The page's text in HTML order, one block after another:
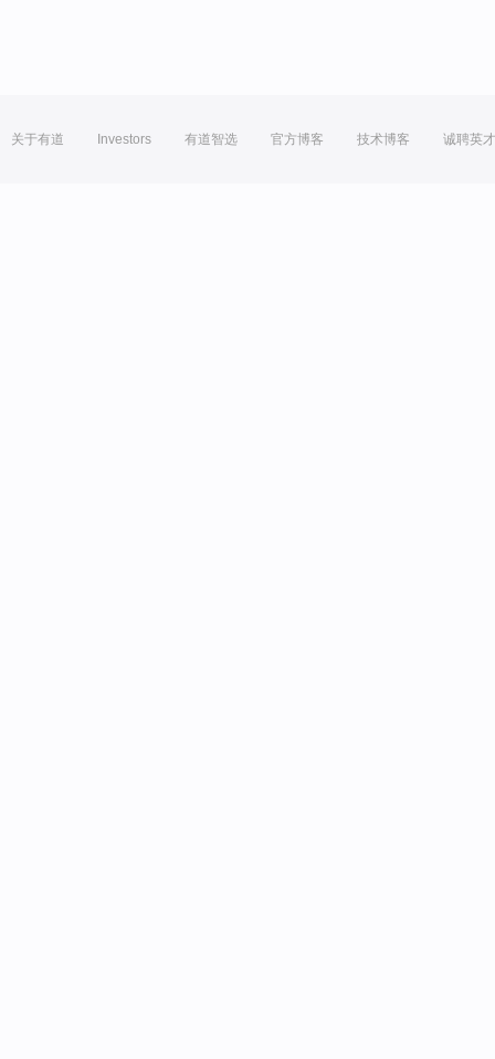
关于有道 Investors 有道智选 官方博客 技术博客 诚聘英才